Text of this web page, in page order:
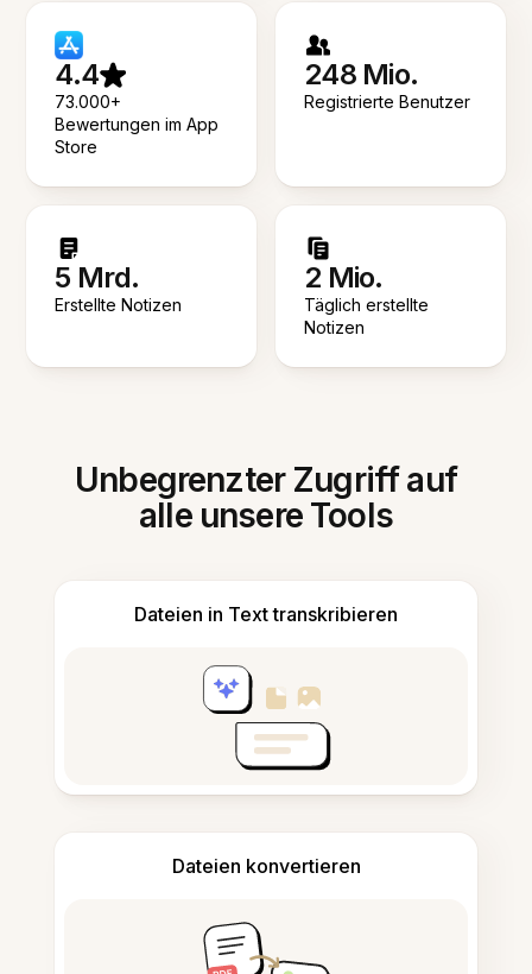
4.4
73.000+
Bewertungen im App
Store
248 Mio.
Registrierte Benutzer
5 Mrd.
Erstellte Notizen
2 Mio.
Täglich erstellte
Notizen
Unbegrenzter Zugriff auf
alle unsere Tools
Dateien in Text transkribieren
Dateien konvertieren